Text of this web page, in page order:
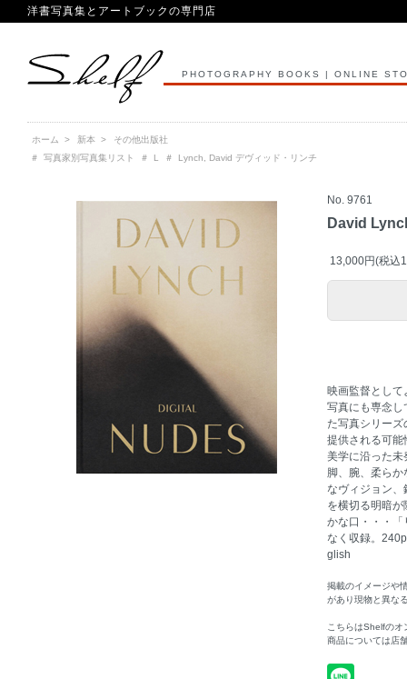
洋書写真集とアートブックの専門店
PHOTOGRAPHY BOOKS | ONLINE
ホーム > 新本 >
その他出版社
＃
写真家別写真集リスト ＃ L ＃ Lynch, David デヴィッド・リンチ
No. 9761
David
13,000円(税込
映画監督として
写真にも専念し
た写真シリー
提供される可能
美学に沿った未
脚、腕、柔ら
なヴィジョン
を横切る明暗
かな口・・・「
なく収録。
glish
掲載のイメージや
があり現物と異な
こちらはShelfのオ
商品については店